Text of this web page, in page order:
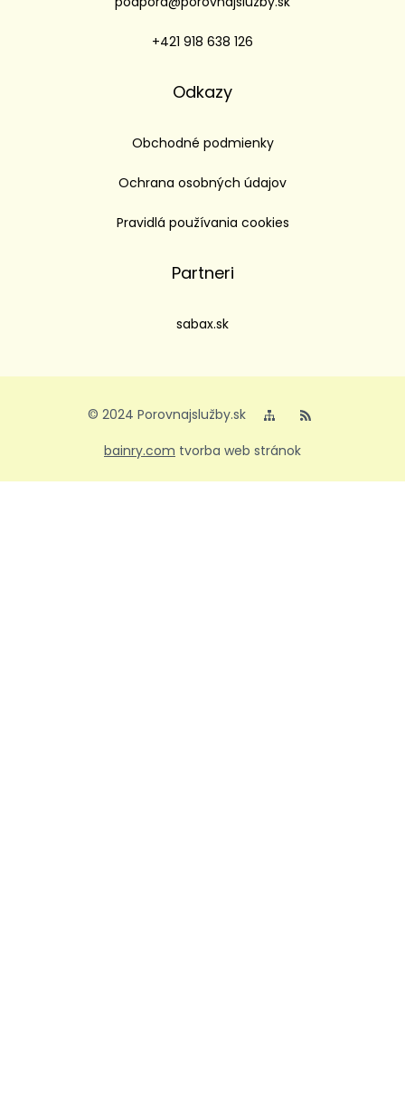
+421 918 638 126
Odkazy
Obchodné podmienky
Ochrana osobných údajov
Pravidlá používania cookies
Partneri
sabax.sk
© 2024 Porovnajslužby.sk
bainry.com tvorba web stránok